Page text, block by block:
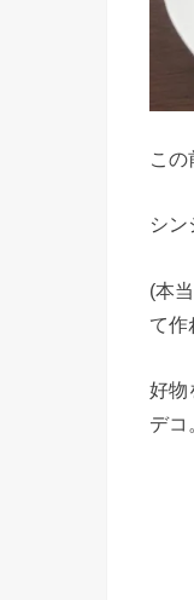
この
シン
(本
て作
好物
デコ